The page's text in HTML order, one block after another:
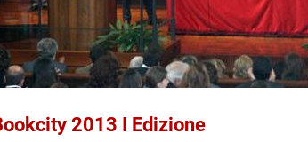
2013 I Edizione